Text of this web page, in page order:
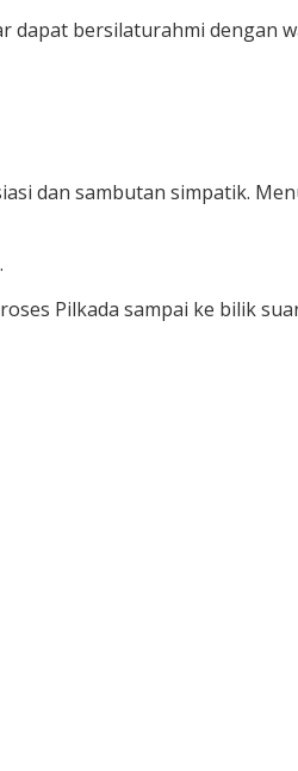
dapat bersilaturahmi dengan
dan sambutan simpatik.
Pilkada sampai ke bilik